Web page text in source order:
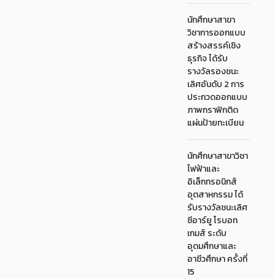
นักศึกษาสาขา
วิชาการออกแบบ
สร้างสรรค์เชิง
ธุรกิจ ได้รับ
รางวัลรองชนะ
เลิศอันดับ 2 การ
ประกวดออกแบบ
ภาพกราฟิกติด
แผ่นป้ายทะเบียน
นักศึกษาสาขาวิชา
ไฟฟ้าและ
อิเล็กทรอนิกส์
อุตสาหกรรม ได้
รับรางวัลชนะเลิศ
ซีอาร์ยู โรบอท
เกมส์ ระดับ
อุดมศึกษาและ
อาชีวศึกษา ครั้งที่
15